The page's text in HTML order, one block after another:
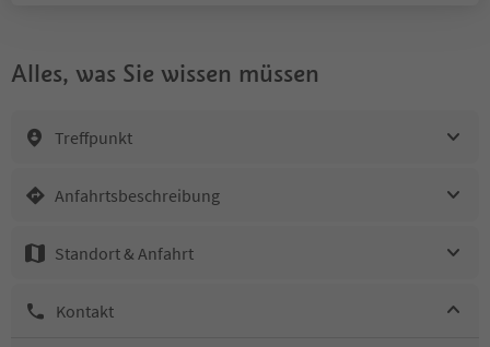
Alles, was Sie wissen müssen
Treffpunkt
Anfahrtsbeschreibung
Standort & Anfahrt
Kontakt